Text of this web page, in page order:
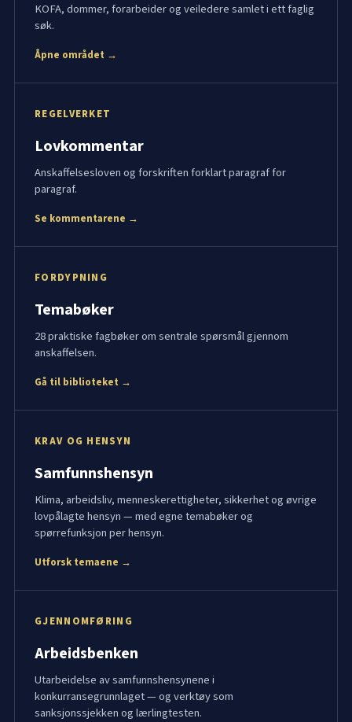
KOFA, dommer, forarbeider og veiledere samlet i ett faglig
søk.
Åpne området →
REGELVERKET
Lovkommentar
Anskaffelsesloven og forskriften forklart paragraf for
paragraf.
Se kommentarene →
FORDYPNING
Temabøker
28 praktiske fagbøker om sentrale spørsmål gjennom
anskaffelsen.
Gå til biblioteket →
KRAV OG HENSYN
Samfunnshensyn
Klima, arbeidsliv, menneskerettigheter, sikkerhet og øvrige
lovpålagte hensyn — med egne temabøker og
spørrefunksjon per hensyn.
Utforsk temaene →
GJENNOMFØRING
Arbeidsbenken
Utarbeidelse av samfunnshensynene i
konkurransegrunnlaget — og verktøy som
sanksjonssjekken og lærlingtesten.